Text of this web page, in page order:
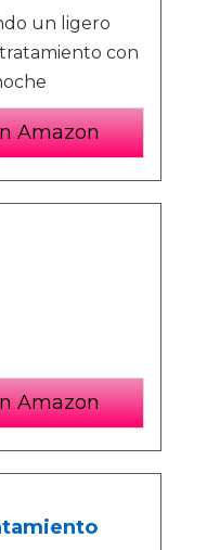
un ligero
con
Amazon
Amazon